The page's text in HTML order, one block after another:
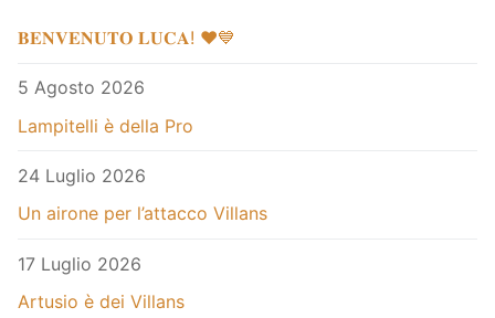
𝐁𝐄𝐍𝐕𝐄𝐍𝐔𝐓𝐎 𝐋𝐔𝐂𝐀! ❤️💙
5 Agosto 2026
Lampitelli è della Pro
24 Luglio 2026
Un airone per l’attacco Villans
17 Luglio 2026
Artusio è dei Villans